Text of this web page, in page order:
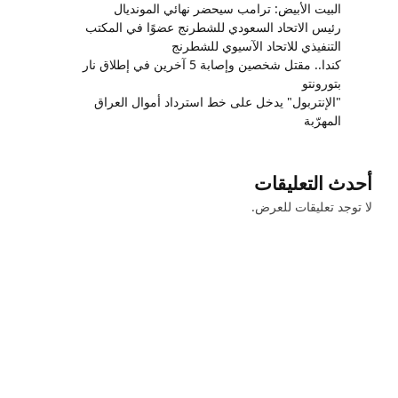
البيت الأبيض: ترامب سيحضر نهائي المونديال
رئيس الاتحاد السعودي للشطرنج عضوًا في المكتب
التنفيذي للاتحاد الآسيوي للشطرنج
كندا.. مقتل شخصين وإصابة 5 آخرين في إطلاق نار
بتورونتو
"الإنتربول" يدخل على خط استرداد أموال العراق
المهرّبة
أحدث التعليقات
لا توجد تعليقات للعرض.